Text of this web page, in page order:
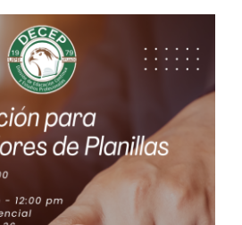
was:
$300.00.
is: